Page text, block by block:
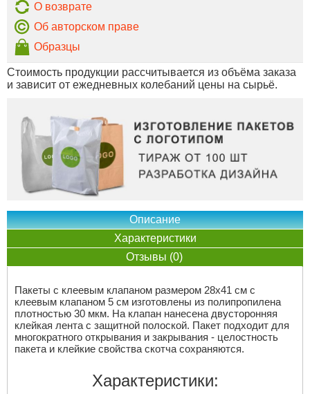
О возврате
Об авторском праве
Образцы
Стоимость продукции рассчитывается из объёма заказа
и зависит от ежедневных колебаний цены на сырьё.
Описание
Характеристики
Отзывы (0)
Пакеты с клеевым клапаном размером 28х41 см с
клеевым клапаном 5 см изготовлены из полипропилена
плотностью 30 мкм. На клапан нанесена двусторонняя
клейкая лента с защитной полоской. Пакет подходит для
многократного открывания и закрывания - целостность
пакета и клейкие свойства скотча сохраняются.
Характеристики: